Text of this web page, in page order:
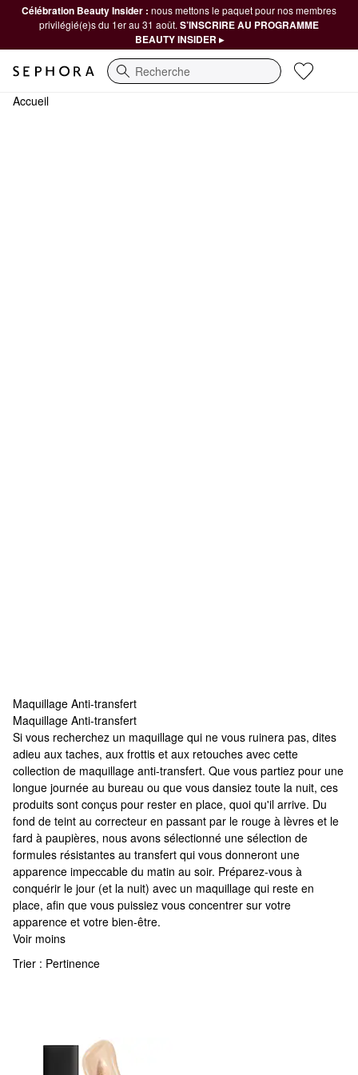
Célébration Beauty Insider : nous mettons le paquet pour nos membres
privilégié(e)s du 1er au 31 août. S’INSCRIRE AU PROGRAMME
BEAUTY INSIDER ▸
Recherche
Accueil
Maquillage Anti-transfert
Maquillage Anti-transfert
Maquillage Anti-transfert
Si vous recherchez un maquillage qui ne vous ruinera pas, dites
adieu aux taches, aux frottis et aux retouches avec cette
collection de maquillage anti-transfert. Que vous partiez pour une
longue journée au bureau ou que vous dansiez toute la nuit, ces
produits sont conçus pour rester en place, quoi qu'il arrive. Du
fond de teint au correcteur en passant par le rouge à lèvres et le
fard à paupières, nous avons sélectionné une sélection de
formules résistantes au transfert qui vous donneront une
apparence impeccable du matin au soir. Préparez-vous à
conquérir le jour (et la nuit) avec un maquillage qui reste en
place, afin que vous puissiez vous concentrer sur votre
apparence et votre bien-être.
Voir moins
Trier : Pertinence